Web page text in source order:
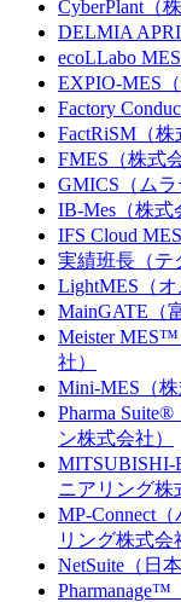
CyberPlant（
DELMIA
ecoLLabo
EXPIO-MES
Factory
FactRiSM（株
FMES（株式
GMICS（ムラ
IB-Mes（株式
IFS Cloud
実績班長（テ
LightMES（
MainGATE（
Meister
社）
Mini-MES（
Pharma
ン株式会社）
MITSUBISHI-
ニアリング株
MP-Connect
リング株式会
NetSuite（日
Pharmanage™